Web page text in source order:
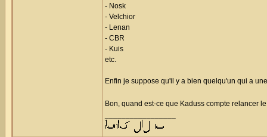
- Nosk
- Velchior
- Lenan
- CBR
- Kuis
etc.
Enfin je suppose qu'il y a bien quelqu'un qui a
Bon, quand est-ce que Kaduss compte relancer